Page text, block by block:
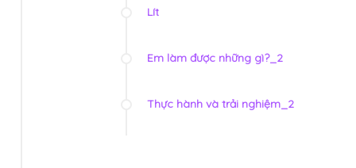
Lít
Em làm được những gì?_2
Thực hành và trải nghiệm_2